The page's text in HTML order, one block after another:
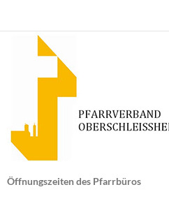
Öffnungszeiten des Pfarrbüros